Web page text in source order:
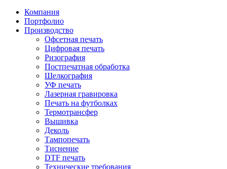
Компания
Портфолио
Производство
Офсетная печать
Цифровая печать
Ризография
Постпечатная обработка
Шелкография
УФ печать
Лазерная гравировка
Печать на футболках
Термотрансфер
Вышивка
Деколь
Тампопечать
Тиснение
DTF печать
Технические требования